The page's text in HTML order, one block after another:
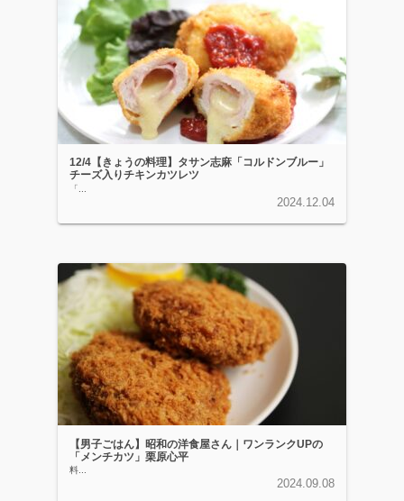
12/4【きょうの料理】タサン志麻「コルドンブルー」
チーズ入りチキンカツレツ
「...
2024.12.04
【男子ごはん】昭和の洋食屋さん｜ワンランクUPの
「メンチカツ」栗原心平
料...
2024.09.08